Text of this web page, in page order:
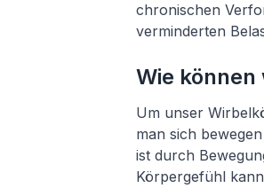
chronischen
verminderten
Wie
Um unser
man sich
ist durch
Körpergefühl